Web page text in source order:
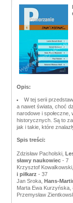
Opis:
W tej serii
a nawet świata, choć
narodowe i społeczne,
historycznych. Są to
jak i takie, które
Spis treści:
Zdzisław Pacholski,
sławy naukowiec- 7
Krzysztof
i piłkarz - 37
Jan Sroka, Hans-
Marta Ewa
Przemysław